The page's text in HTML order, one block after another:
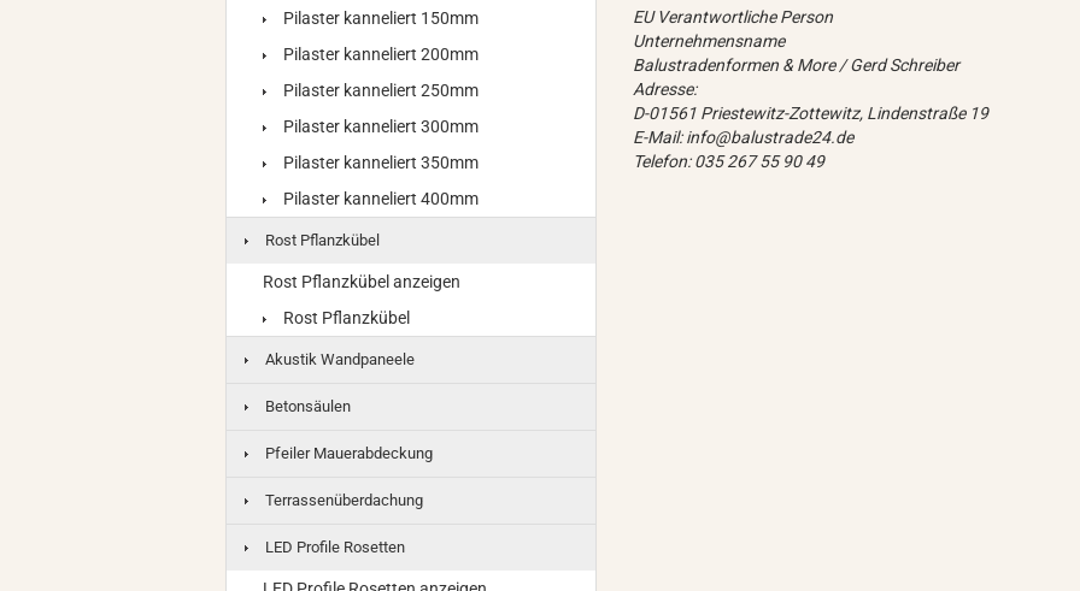
EU Verantwortliche Person
Unternehmensname
Balustradenformen & More / Gerd Schreiber
Adresse:
D-01561 Priestewitz-Zottewitz, Lindenstraße 19
E-Mail: info@balustrade24.de
Telefon: 035 267 55 90 49
Pilaster kanneliert 150mm
Pilaster kanneliert 200mm
Pilaster kanneliert 250mm
Pilaster kanneliert 300mm
Pilaster kanneliert 350mm
Pilaster kanneliert 400mm
Rost Pflanzkübel
Rost Pflanzkübel anzeigen
Rost Pflanzkübel
Akustik Wandpaneele
Betonsäulen
Pfeiler Mauerabdeckung
Terrassenüberdachung
LED Profile Rosetten